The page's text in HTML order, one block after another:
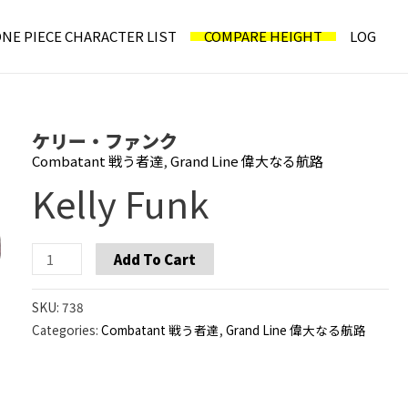
PIECE CHARACTER LIST COMPARE HEIGHT LOG
ケリー・ファンク
Combatant 戦う者達,Grand Line 偉大なる航路
Kelly Funk
Kelly
Funk
quantity
Add To Cart
SKU:738
Categories:Combatant 戦う者達,Grand Line 偉大なる航路